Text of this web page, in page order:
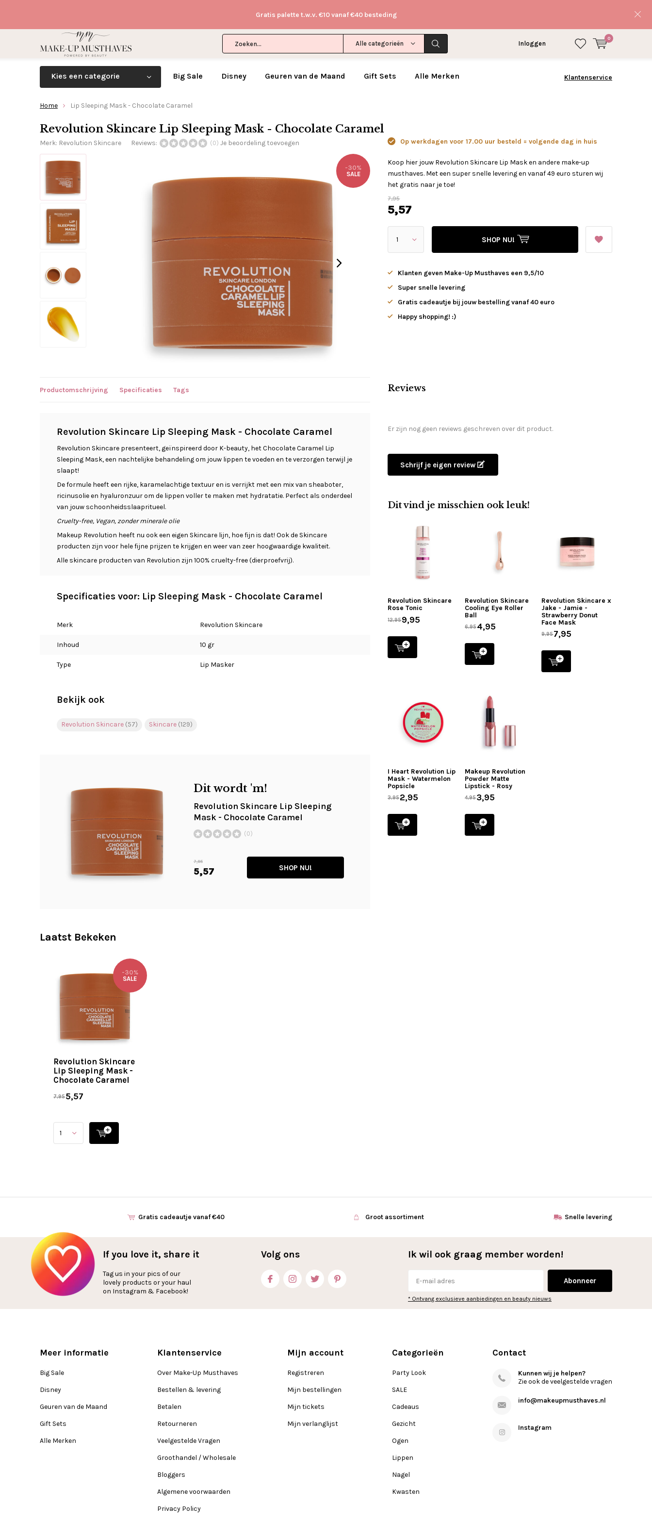
Alle categorieën Inloggen
0
Gratis palette t.w.v. €10 vanaf €40 besteding
Kies een categorie Big Sale Disney Geuren van de Maand Gift Sets Alle Merken Klantenservice
Home Lip Sleeping Mask - Chocolate Caramel
Revolution Skincare Lip Sleeping Mask - Chocolate Caramel
Merk: Revolution Skincare Reviews: (0) Je beoordeling toevoegen
-30%
SALE
Op werkdagen voor 17.00 uur besteld = volgende dag in huis
Koop hier jouw Revolution Skincare Lip Mask en andere make-up
musthaves. Met een super snelle levering en vanaf 49 euro sturen wij
het gratis naar je toe!
7,95
5,57
SHOP NU!
Klanten geven Make-Up Musthaves een 9,5/10
Super snelle levering
Gratis cadeautje bij jouw bestelling vanaf 40 euro
Happy shopping! :)
Productomschrijving Specificaties Tags
Revolution Skincare Lip Sleeping Mask - Chocolate Caramel
Revolution Skincare presenteert, geïnspireerd door K-beauty, het Chocolate Caramel Lip
Sleeping Mask, een nachtelijke behandeling om jouw lippen te voeden en te verzorgen terwijl je
slaapt!
De formule heeft een rijke, karamelachtige textuur en is verrijkt met een mix van sheaboter,
ricinusolie en hyaluronzuur om de lippen voller te maken met hydratatie. Perfect als onderdeel
van jouw schoonheidsslaapritueel.
Cruelty-free, Vegan, zonder minerale olie
Makeup Revolution heeft nu ook een eigen Skincare lijn, hoe fijn is dat! Ook de Skincare
producten zijn voor hele fijne prijzen te krijgen en weer van zeer hoogwaardige kwaliteit.
Alle skincare producten van Revolution zijn 100% cruelty-free (dierproefvrij).
Specificaties voor: Lip Sleeping Mask - Chocolate Caramel
Merk Revolution Skincare
Inhoud 10 gr
Type Lip Masker
Bekijk ook
Revolution Skincare (57) Skincare (129)
Dit wordt 'm!
Revolution Skincare Lip Sleeping
Mask - Chocolate Caramel
(0)
7,95
5,57 SHOP NU!
Reviews
Er zijn nog geen reviews geschreven over dit product.
Schrijf je eigen review
Dit vind je misschien ook leuk!
Revolution Skincare
Rose Tonic
12,959,95
Revolution Skincare
Cooling Eye Roller
Ball
6,954,95
Revolution Skincare x
Jake - Jamie -
Strawberry Donut
Face Mask
9,957,95
I Heart Revolution Lip
Mask - Watermelon
Popsicle
3,952,95
Makeup Revolution
Powder Matte
Lipstick - Rosy
4,953,95
Laatst Bekeken
Revolution Skincare
Lip Sleeping Mask -
Chocolate Caramel
-30%
SALE
7,955,57
Gratis cadeautje vanaf €40 Groot assortiment Snelle levering
If you love it, share it
Tag us in your pics of our
lovely products or your haul
on Instagram & Facebook!
Volg ons Ik wil ook graag member worden!
Abonneer
* Ontvang exclusieve aanbiedingen en beauty nieuws
Meer informatie
Big Sale
Disney
Geuren van de Maand
Gift Sets
Alle Merken
Klantenservice
Over Make-Up Musthaves
Bestellen & levering
Betalen
Retourneren
Veelgestelde Vragen
Groothandel / Wholesale
Bloggers
Algemene voorwaarden
Privacy Policy
Mijn account
Registreren
Mijn bestellingen
Mijn tickets
Mijn verlanglijst
Categorieën
Party Look
SALE
Cadeaus
Gezicht
Ogen
Lippen
Nagel
Kwasten
Contact
Kunnen wij je helpen?
Zie ook de veelgestelde vragen
info@makeupmusthaves.nl
Instagram